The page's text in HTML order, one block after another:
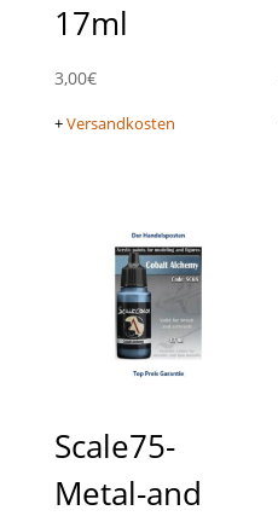
17ml
3,00€
+Versandkosten
Scale75-
Metal-and